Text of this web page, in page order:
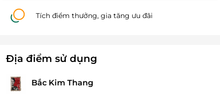
Tích điểm thưởng, gia tăng ưu đãi
Địa điểm sử dụng
Bắc Kim Thang